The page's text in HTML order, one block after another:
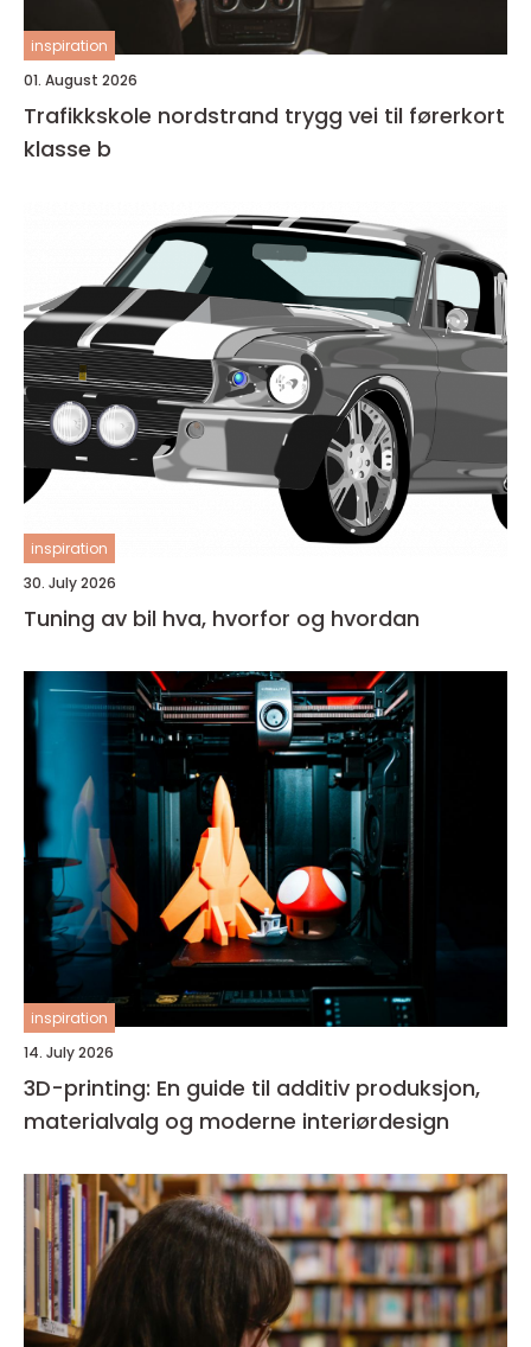
inspiration
01. August 2026
Trafikkskole nordstrand trygg vei til førerkort
klasse b
inspiration
30. July 2026
Tuning av bil hva, hvorfor og hvordan
inspiration
14. July 2026
3D-printing: En guide til additiv produksjon,
materialvalg og moderne interiørdesign